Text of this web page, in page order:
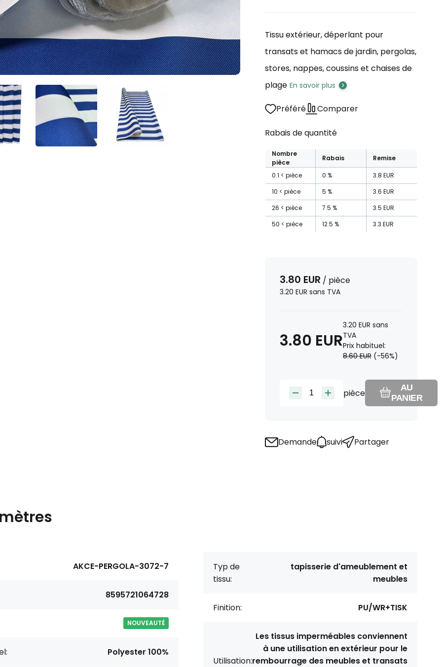
Tissu extérieur, déperlant pour
transats et hamacs de jardin, pergolas,
stores, nappes, coussins et chaises de
plage En savoir plus
Préféré Comparer
Rabais de quantité
Nombre
pièce
Rabais Remise
0.1 pièce 0 % 3.8 EUR
10
pièce 5 % 3.6 EUR
26
pièce 7.5 % 3.5 EUR
50
pièce 12.5 % 3.3 EUR
3.80 EUR / pièce
3.20 EUR sans TVA
3.80 EUR
3.20 EUR sans
TVA
Prix habituel:
8.60 EUR (-56%)
pièce
AU
PANIER
Demande suivi Partager
AKCE-PERGOLA-3072-7
8595721064728
NOUVEAUTÉ
Polyester 100%
Typ de
tissu:
tapisserie d'ameublement et
meubles
Finition: PU/WR+TISK
Utilisation:
Les tissus imperméables conviennent
à une utilisation en extérieur pour le
rembourrage des meubles et transats